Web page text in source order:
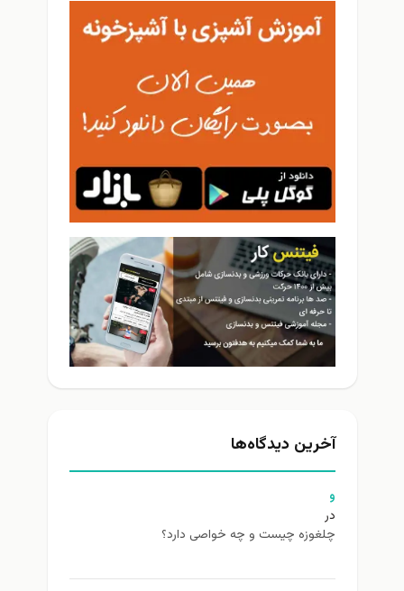
آخرین دیدگاه‌ها
و
در
چلغوزه چیست و چه خواصی دارد؟